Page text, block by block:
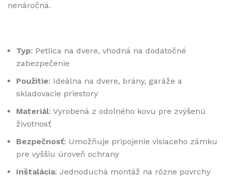
nenáročná.
Typ: Petlica na dvere, vhodná na dodatočné
zabezpečenie
Použitie: Ideálna na dvere, brány, garáže a
skladovacie priestory
Materiál: Vyrobená z odolného kovu pre zvýšenú
životnosť
Bezpečnosť: Umožňuje pripojenie visiaceho zámku
pre vyššiu úroveň ochrany
Inštalácia: Jednoduchá montáž na rôzne povrchy